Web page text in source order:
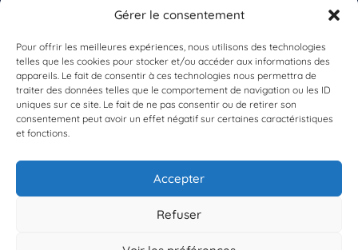
Gérer le consentement
Pour offrir les meilleures expériences, nous utilisons des technologies
telles que les cookies pour stocker et/ou accéder aux informations des
appareils. Le fait de consentir à ces technologies nous permettra de
traiter des données telles que le comportement de navigation ou les ID
uniques sur ce site. Le fait de ne pas consentir ou de retirer son
consentement peut avoir un effet négatif sur certaines caractéristiques
et fonctions.
Accepter
Refuser
À propos de BioLit
Vos données d'observation
Ressources
Résultats du programme
Contacts
S'INSCRIRE À LA NEWSLETTER
Vous n’êtes pas encore inscrit à Biolit ?
Inscrivez-vous dès maintenant